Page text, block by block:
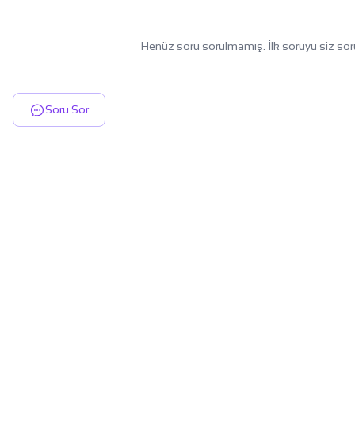
Henüz soru sorulmamış. İlk soruyu siz
Soru Sor